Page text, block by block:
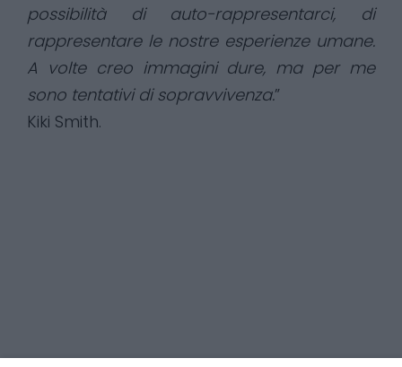
possibilità di auto-rappresentarci, di
rappresentare le nostre esperienze umane.
A volte creo immagini dure, ma per me
sono tentativi di sopravvivenza.”
Kiki Smith.